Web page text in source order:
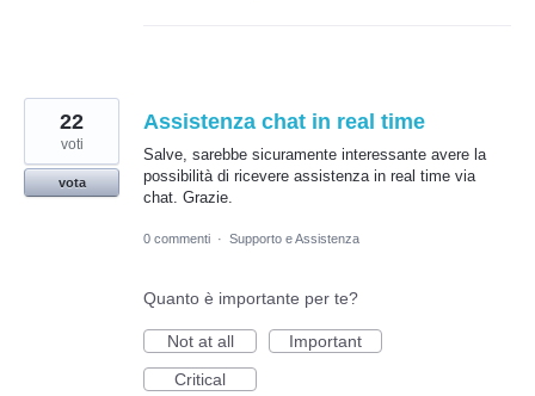
Assistenza chat in real time
Salve, sarebbe sicuramente interessante avere la
possibilità di ricevere assistenza in real time via
chat. Grazie.
22
voti
vota
0 commenti · Supporto e Assistenza
Quanto è importante per te?
Not at all
Important
Critical